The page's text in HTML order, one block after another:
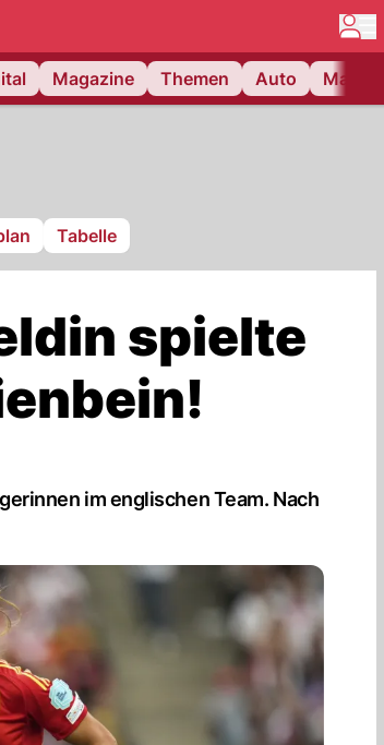
Magazine Themen Auto
Tabelle
spielte
im englischen Team. Nach